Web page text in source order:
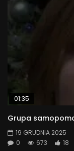
01:35
Grupa
19 GRUDNIA 2025
0
673 18